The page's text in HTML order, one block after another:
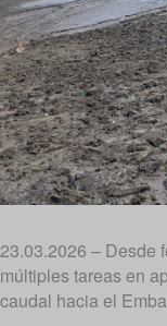
23.03.2026 – Desde
múltiples tareas en
caudal hacia el